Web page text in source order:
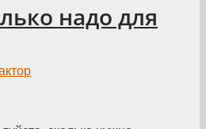
надо для